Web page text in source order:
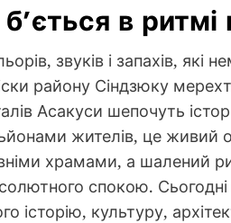
в ритмі
звуків і запахів, які
району Сіндзюку
Асакуси шепочуть
жителів, це живий
храмами, а шалений
спокою.
історію, культуру,